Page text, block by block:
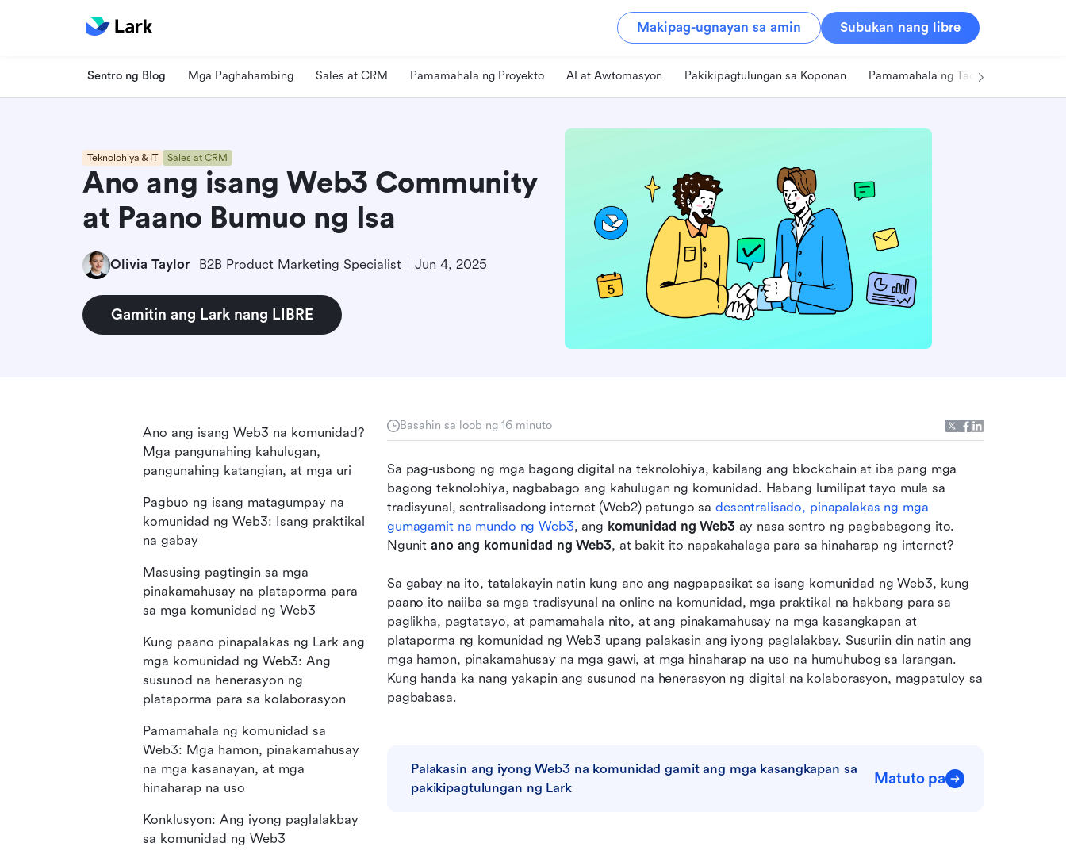
Makipag-ugnayan sa amin Subukan nang libre
Sentro ng Blog Mga Paghahambing Sales at CRM Pamamahala ng Proyekto AI at Awtomasyon Pakikipagtulungan sa Koponan Pamamahala ng Tao
Teknolohiya & IT Sales at CRM
Ano ang isang Web3 Community
at Paano Bumuo ng Isa
Olivia Taylor B2B Product Marketing Specialist Jun 4, 2025
Gamitin ang Lark nang LIBRE
Basahin sa loob ng 16 minuto
Sa pag-usbong ng mga bagong digital na teknolohiya, kabilang ang blockchain at iba pang mga
bagong teknolohiya, nagbabago ang kahulugan ng komunidad. Habang lumilipat tayo mula sa
tradisyunal, sentralisadong internet (Web2) patungo sa desentralisado, pinapalakas ng mga
gumagamit na mundo ng Web3, ang komunidad ng Web3 ay nasa sentro ng pagbabagong ito.
Ngunit ano ang komunidad ng Web3, at bakit ito napakahalaga para sa hinaharap ng internet?
Sa gabay na ito, tatalakayin natin kung ano ang nagpapasikat sa isang komunidad ng Web3, kung
paano ito naiiba sa mga tradisyunal na online na komunidad, mga praktikal na hakbang para sa
paglikha, pagtatayo, at pamamahala nito, at ang pinakamahusay na mga kasangkapan at
plataporma ng komunidad ng Web3 upang palakasin ang iyong paglalakbay. Susuriin din natin ang
mga hamon, pinakamahusay na mga gawi, at mga hinaharap na uso na humuhubog sa larangan.
Kung handa ka nang yakapin ang susunod na henerasyon ng digital na kolaborasyon, magpatuloy sa
pagbabasa.
Palakasin ang iyong Web3 na komunidad gamit ang mga kasangkapan sa
pakikipagtulungan ng Lark
Matuto pa
Ano ang isang Web3 na komunidad?
Mga pangunahing kahulugan,
pangunahing katangian, at mga uri
Pagbuo ng isang matagumpay na
komunidad ng Web3: Isang praktikal
na gabay
Masusing pagtingin sa mga
pinakamahusay na plataporma para
sa mga komunidad ng Web3
Kung paano pinapalakas ng Lark ang
mga komunidad ng Web3: Ang
susunod na henerasyon ng
plataporma para sa kolaborasyon
Pamamahala ng komunidad sa
Web3: Mga hamon, pinakamahusay
na mga kasanayan, at mga
hinaharap na uso
Konklusyon: Ang iyong paglalakbay
sa komunidad ng Web3